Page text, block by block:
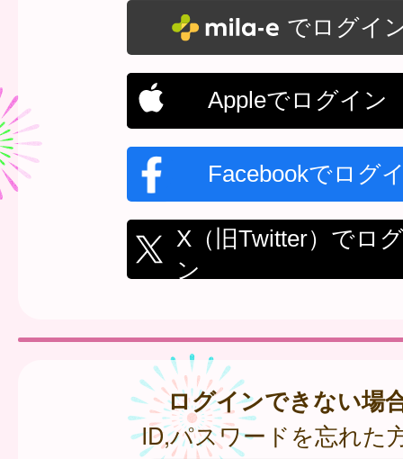
でログイ
Appleでログイン
Facebookでログ
X（旧Twitter）でロ
ン
ログインできない場
ID,パスワードを忘れた